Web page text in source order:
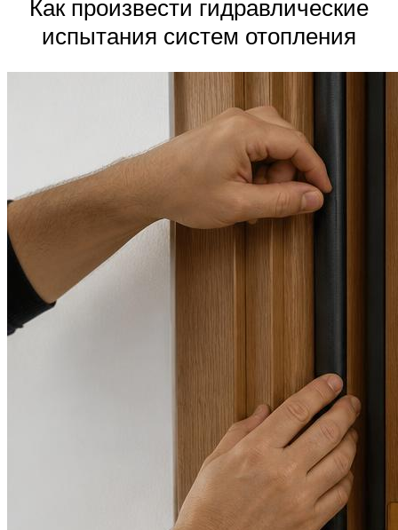
Как произвести гидравлические
испытания систем отопления